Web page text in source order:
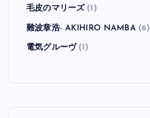
毛皮のマリーズ (1)
難波章浩- AKIHIRO NAMBA(6)
電気グルーヴ(1)